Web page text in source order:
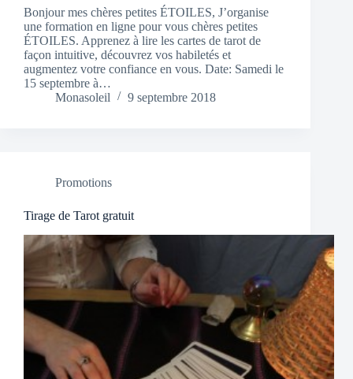
Bonjour mes chères petites ÉTOILES, J’organise
une formation en ligne pour vous chères petites
ÉTOILES. Apprenez à lire les cartes de tarot de
façon intuitive, découvrez vos habiletés et
augmentez votre confiance en vous. Date: Samedi le
15 septembre à…
Monasoleil
9 septembre 2018
Promotions
Tirage de Tarot gratuit